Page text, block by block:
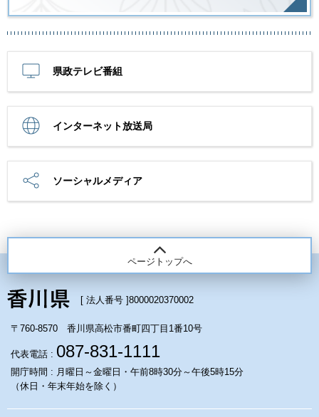
県政テレビ番組
インターネット放送局
ソーシャルメディア
ページトップへ
[ 法人番号 ]8000020370002
〒760-8570 香川県高松市番町四丁目1番10号
代表電話 : 087-831-1111
開庁時間 : 月曜日～金曜日・午前8時30分～午後5時15分
（休日・年末年始を除く）